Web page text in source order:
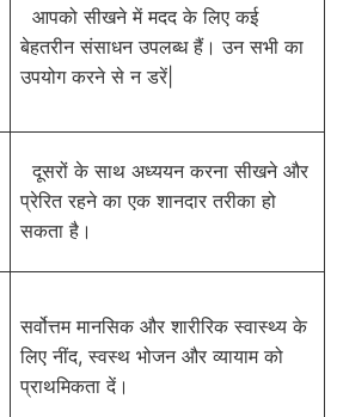
आपको सीखने में मदद के लिए कई
बेहतरीन संसाधन उपलब्ध हैं। उन सभी का
उपयोग करने से न डरें|
दूसरों के साथ अध्ययन करना सीखने और
प्रेरित रहने का एक शानदार तरीका हो
सकता है।
सर्वोत्तम मानसिक और शारीरिक स्वास्थ्य के
लिए नींद, स्वस्थ भोजन और व्यायाम को
प्राथमिकता दें।